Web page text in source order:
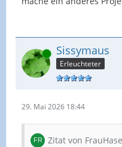
Online Sissymaus
Erleuchteter
29. Mai 2026 18:44
Zitat von FrauHase